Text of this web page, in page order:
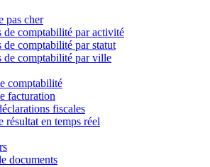
pas cher
de comptabilité par activité
de comptabilité par statut
de comptabilité par ville
comptabilité
facturation
fiscales
résultat en temps réel
documents